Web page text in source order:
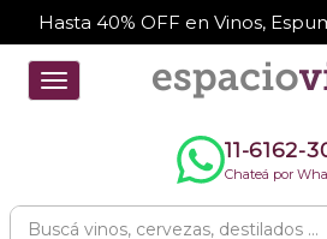
Hasta 40% OFF en Vinos,
Toggle
navigation
11-6162-
Chateá por